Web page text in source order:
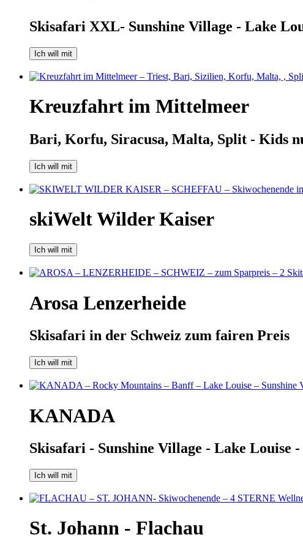
Skisafari XXL- Sunshine Village - Lake
Ich will mit
Kreuzfahrt im Mittelmeer
Bari, Korfu, Siracusa, Malta, Split - Kids
Ich will mit
skiWelt Wilder Kaiser
Ich will mit
Arosa Lenzerheide
Skisafari in der Schweiz zum fairen Preis
Ich will mit
KANADA
Skisafari - Sunshine Village - Lake Louise
Ich will mit
St. Johann - Flachau